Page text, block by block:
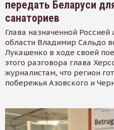
передать Беларуси
санаториев
Глава назначенной
области Владимир Сальдо
Лукашенко в ходе своей
этого разговора глава
журналистам, что регион
побережья Азовского и